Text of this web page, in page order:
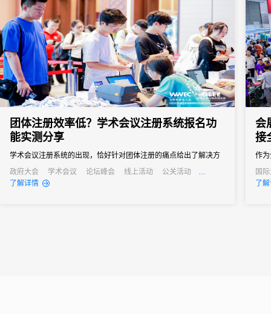
团体注册效率低？学术会议注册系统报名功
能实测分享
学术会议注册系统的出现，恰好针对团体注册的痛点给出了解决方
案。“批量导入+自主报名”的模式，让不同需求的团体都能找到高效
的注册方式。
政府大会 学术会议 论坛峰会 线上活动
公关活动
发布会
培训会
了解详情
会
接
作
关
调
国
经
了